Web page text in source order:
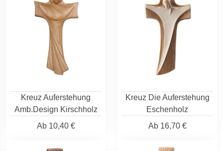
Kreuz Auferstehung
Amb.Design Kirschholz
Ab10,40 €
Kreuz Die Auferstehung
Eschenholz
Ab16,70 €